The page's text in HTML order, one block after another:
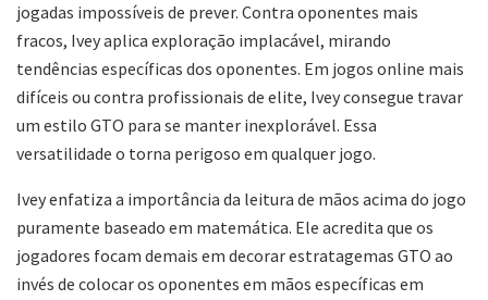
jogadas impossíveis de prever. Contra oponentes mais
fracos, Ivey aplica exploração implacável, mirando
tendências específicas dos oponentes. Em jogos online mais
difíceis ou contra profissionais de elite, Ivey consegue travar
um estilo GTO para se manter inexplorável. Essa
versatilidade o torna perigoso em qualquer jogo.
Ivey enfatiza a importância da leitura de mãos acima do jogo
puramente baseado em matemática. Ele acredita que os
jogadores focam demais em decorar estratagemas GTO ao
invés de colocar os oponentes em mãos específicas em